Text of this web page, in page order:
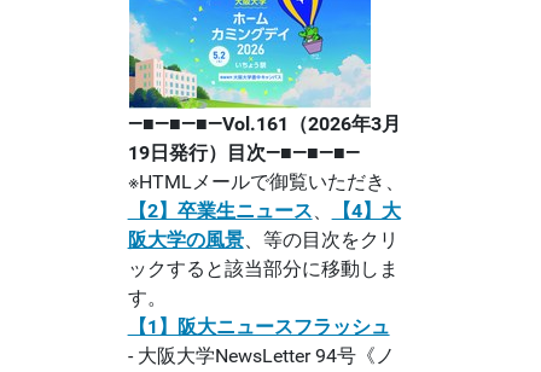
―■―■―■―Vol.161（2026年3月
19日発行）目次―■―■―■―
※HTMLメールで御覧いただき 、
【2】卒業生ニュース、
【4】大
阪大学の風景、等の目次をクリ
ックすると該当部分に移動しま
す。
【1】阪大ニュースフラッシュ
- 大阪大学NewsLetter 94号《ノ